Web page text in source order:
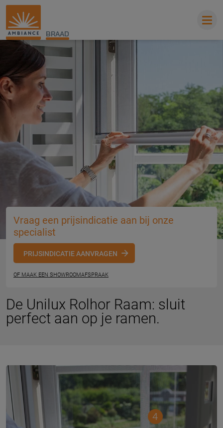
BRAAD
Vraag een prijsindicatie aan bij onze
specialist
PRIJSINDICATIE AANVRAGEN
OF MAAK EEN SHOWROOMAFSPRAAK
De Unilux Rolhor Raam: sluit
perfect aan op je ramen.
4